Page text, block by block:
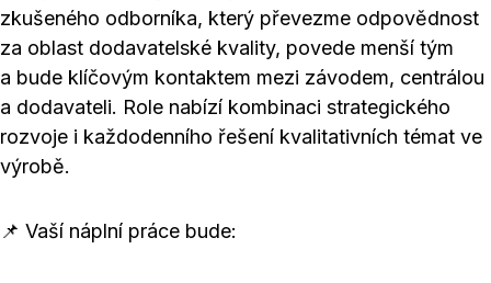
zkušeného odborníka, který převezme odpovědnost
za oblast dodavatelské kvality, povede menší tým
a bude klíčovým kontaktem mezi závodem, centrálou
a dodavateli. Role nabízí kombinaci strategického
rozvoje i každodenního řešení kvalitativních témat ve
výrobě.
📌 Vaší náplní práce bude: